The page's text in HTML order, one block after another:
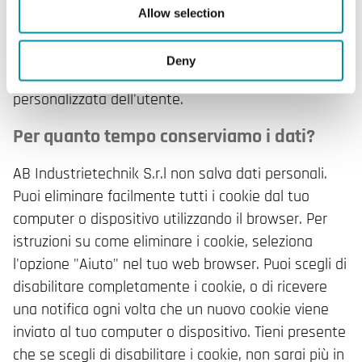
Allow selection
Deny
Tutti i dati inoltrati a terzi vengono utilizzati solo per
fornire i servizi menzionati qui sopra, o per fornire
informazioni a strumenti di analisi, o per ottimizzare
il nostro sito web e migliorare l'esperienza
personalizzata dell'utente.
Per quanto tempo conserviamo i dati?
AB Industrietechnik S.r.l non salva dati personali.
Puoi eliminare facilmente tutti i cookie dal tuo
computer o dispositivo utilizzando il browser. Per
istruzioni su come eliminare i cookie, seleziona
l'opzione "Aiuto" nel tuo web browser. Puoi scegli di
disabilitare completamente i cookie, o di ricevere
una notifica ogni volta che un nuovo cookie viene
inviato al tuo computer o dispositivo. Tieni presente
che se scegli di disabilitare i cookie, non sarai più in